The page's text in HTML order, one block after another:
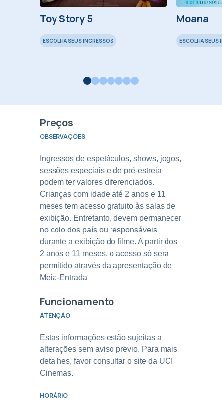
Toy Story 5
ESCOLHA SEUS INGRESSOS
Moana
ESCOLHA SEUS
Preços
OBSERVAÇÕES
Ingressos de espetáculos, shows, jogos,
sessões especiais e de pré-estreia
podem ter valores diferenciados.
Crianças com idade até 2 anos e 11
meses tem acesso gratuito às salas de
exibição. Entretanto, devem permanecer
no colo dos país ou responsáveis
durante a exibição do filme. A partir dos
2 anos e 11 meses, o acesso só será
permitido através da apresentação de
Meia-Entrada
Funcionamento
ATENÇÃO
Estas informações estão sujeitas a
alterações sem aviso prévio. Para mais
detalhes, favor consultar o site da UCI
Cinemas.
HORÁRIO